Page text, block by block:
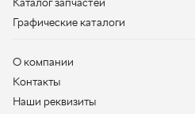
Контактная информация
+7 (950) 730-92-10
uralavtozap@yandex.ru
г. Миасс, Тургоякское шоссе, д. 11/63
Полная контактная информация